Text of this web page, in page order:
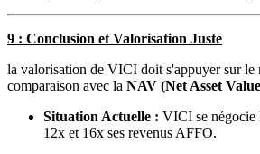
9 : Conclusion et Valorisation Juste
la valorisation de VICI doit s'appuyer sur
comparaison avec la NAV (Net Asset
Situation Actuelle : VICI se négocie
12x et 16x ses revenus AFFO.